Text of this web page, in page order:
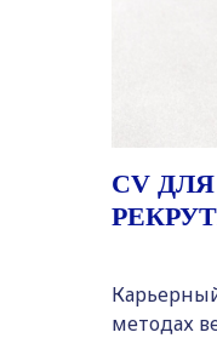
CV
методах